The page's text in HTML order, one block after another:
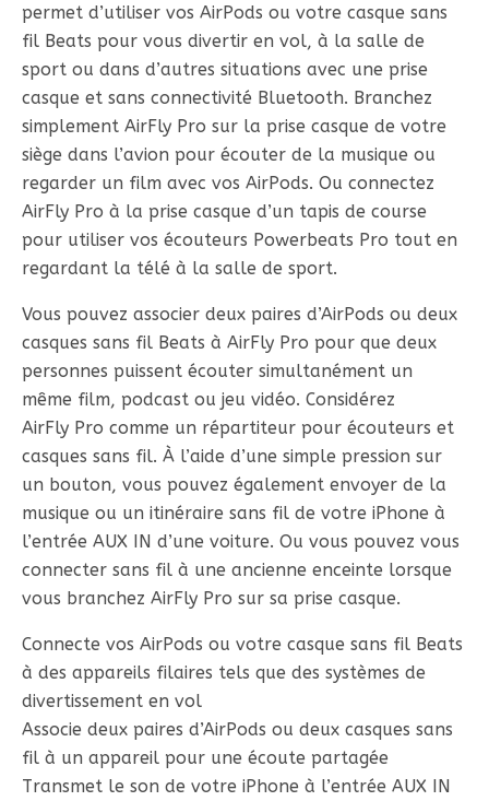
permet d’utiliser vos AirPods ou votre casque sans
fil Beats pour vous divertir en vol, à la salle de
sport ou dans d’autres situations avec une prise
casque et sans connectivité Bluetooth. Branchez
simplement AirFly Pro sur la prise casque de votre
siège dans l’avion pour écouter de la musique ou
regarder un film avec vos AirPods. Ou connectez
AirFly Pro à la prise casque d’un tapis de course
pour utiliser vos écouteurs Powerbeats Pro tout en
regardant la télé à la salle de sport.
Vous pouvez associer deux paires d’AirPods ou deux
casques sans fil Beats à AirFly Pro pour que deux
personnes puissent écouter simultanément un
même film, podcast ou jeu vidéo. Considérez
AirFly Pro comme un répartiteur pour écouteurs et
casques sans fil. À l’aide d’une simple pression sur
un bouton, vous pouvez également envoyer de la
musique ou un itinéraire sans fil de votre iPhone à
l’entrée AUX IN d’une voiture. Ou vous pouvez vous
connecter sans fil à une ancienne enceinte lorsque
vous branchez AirFly Pro sur sa prise casque.
Connecte vos AirPods ou votre casque sans fil Beats
à des appareils filaires tels que des systèmes de
divertissement en vol
Associe deux paires d’AirPods ou deux casques sans
fil à un appareil pour une écoute partagée
Transmet le son de votre iPhone à l’entrée AUX IN